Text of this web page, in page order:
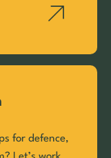
for defence,